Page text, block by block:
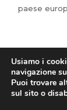
paese
Usiamo i
navigazione
Puoi trovare
sul sito o